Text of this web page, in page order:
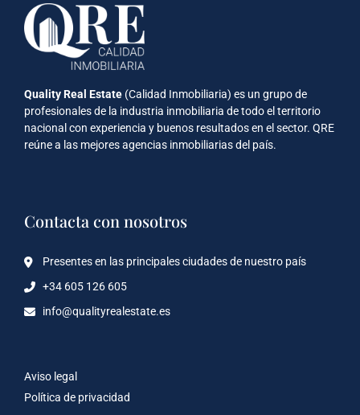
Quality Real Estate (Calidad Inmobiliaria) es un grupo de
profesionales de la industria inmobiliaria de todo el territorio
nacional con experiencia y buenos resultados en el sector. QRE
reúne a las mejores agencias inmobiliarias del país.
Contacta con nosotros
Presentes en las principales ciudades de nuestro país
+34 605 126 605
info@qualityrealestate.es
Aviso legal
Política de privacidad